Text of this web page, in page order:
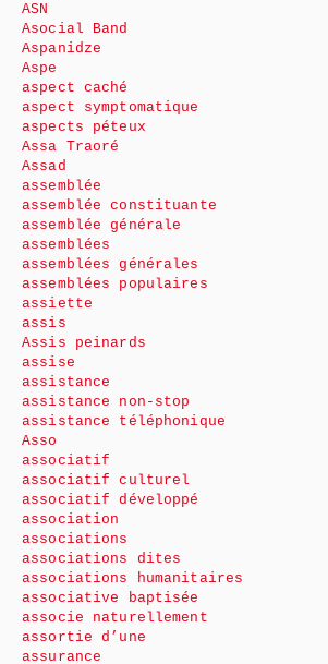
ASN
Asocial Band
Aspanidze
Aspe
aspect caché
aspect symptomatique
aspects péteux
Assa Traoré
Assad
assemblée
assemblée constituante
assemblée générale
assemblées
assemblées générales
assemblées populaires
assiette
assis
Assis peinards
assise
assistance
assistance non-stop
assistance téléphonique
Asso
associatif
associatif culturel
associatif développé
association
associations
associations dites
associations humanitaires
associative baptisée
associe naturellement
assortie d’une
assurance